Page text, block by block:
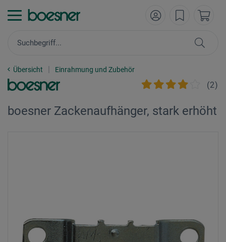
Übersicht Einrahmung und Zubehör
(2)
boesner Zackenaufhänger, stark erhöht